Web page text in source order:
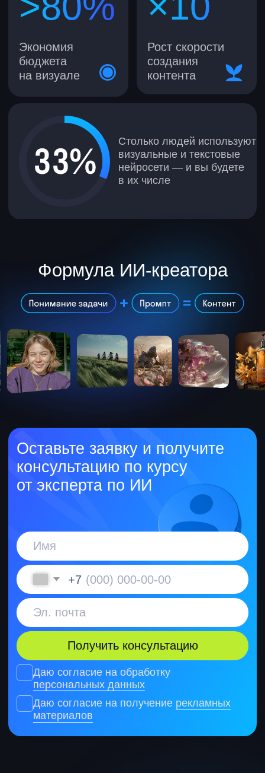
новую карьеру, — ИИ-инструменты
нужны всем.
и маркетологам
Научитесь масштабировать
производство
Начнете быстро создавать
контент под гипотезы
персонажей
Специалистам в цифровой среде
Повысите свою ценность на рынке
Тем, кто хочет освоить новую
профессию
Начнете развиваться
в востребованной сфере
Получите дополнительный
источник дохода
Экспертам и предпринимателям
Узнаете, как упаковывать бренд
без агентства
Снизите затраты на производство
контента